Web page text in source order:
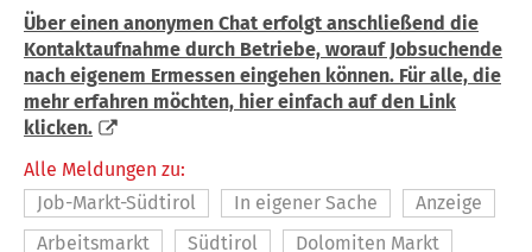
Über einen anonymen Chat erfolgt anschließend die
Kontaktaufnahme durch Betriebe, worauf Jobsuchende
nach eigenem Ermessen eingehen können. Für alle, die
mehr erfahren möchten, hier einfach auf den Link
klicken.
Alle Meldungen zu:
Job-Markt-Südtirol
In eigener Sache
Anzeige
Arbeitsmarkt
Südtirol Dolomiten Markt